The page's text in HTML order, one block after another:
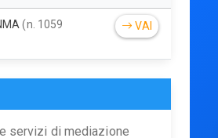
(n. 1059
VAI
servizi di mediazione